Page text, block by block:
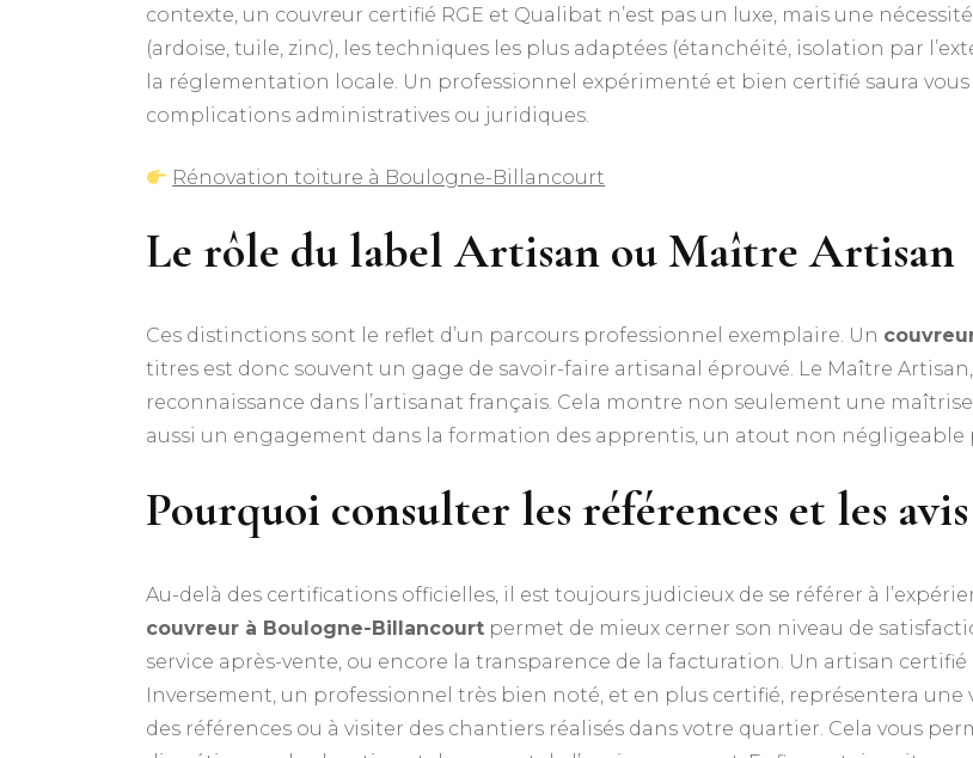
contexte, un couvreur certifié RGE et Qualibat n’est pas un luxe, mais une
(ardoise, tuile, zinc), les techniques les plus adaptées (étanchéité, isolation par
la réglementation locale. Un professionnel expérimenté et bien certifié saura
complications administratives ou juridiques.
Rénovation toiture à Boulogne-Billancourt
Le rôle du label Artisan ou Maître Artisan
Ces distinctions sont le reflet d’un parcours professionnel exemplaire. Un
titres est donc souvent un gage de savoir-faire artisanal éprouvé. Le Maître
reconnaissance dans l’artisanat français. Cela montre non seulement une
aussi un engagement dans la formation des apprentis, un atout non négligeable
Pourquoi consulter les références et les
Au-delà des certifications officielles, il est toujours judicieux de se référer à
couvreur à Boulogne-Billancourt permet de mieux cerner son niveau de
service après-vente, ou encore la transparence de la facturation. Un artisan
Inversement, un professionnel très bien noté, et en plus certifié, représentera une
des références ou à visiter des chantiers réalisés dans votre quartier. Cela vous